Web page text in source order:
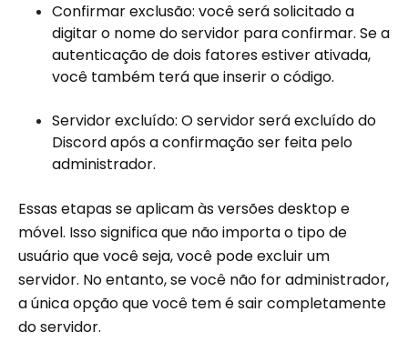
Confirmar exclusão: você será solicitado a
digitar o nome do servidor para confirmar. Se a
autenticação de dois fatores estiver ativada,
você também terá que inserir o código.
Servidor excluído: O servidor será excluído do
Discord após a confirmação ser feita pelo
administrador.
Essas etapas se aplicam às versões desktop e
móvel. Isso significa que não importa o tipo de
usuário que você seja, você pode excluir um
servidor. No entanto, se você não for administrador,
a única opção que você tem é sair completamente
do servidor.